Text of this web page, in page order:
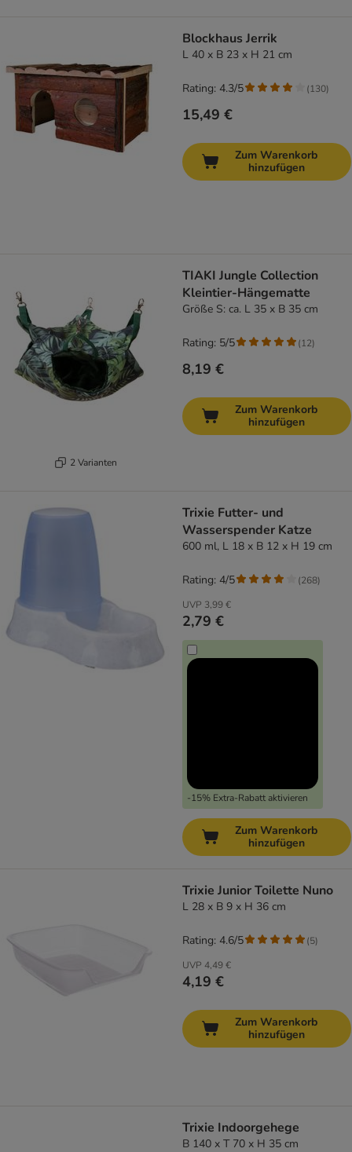
Blockhaus Jerrik
L 40 x B 23 x H 21 cm
15,49 €
Rating: 4.3/5 (130)
Zum Warenkorb
hinzufügen
2 Varianten
TIAKI Jungle Collection
Kleintier-Hängematte
Größe S: ca. L 35 x B 35 cm
8,19 €
Rating: 5/5 (12)
Zum Warenkorb
hinzufügen
Trixie Futter- und
Wasserspender Katze
600 ml, L 18 x B 12 x H 19 cm
UVP 3,99 €
2,79 €
-15% Extra-Rabatt aktivieren
Rating: 4/5 (268)
Zum Warenkorb
hinzufügen
Trixie Junior Toilette Nuno
L 28 x B 9 x H 36 cm
UVP 4,49 €
4,19 €
Rating: 4.6/5 (5)
Zum Warenkorb
hinzufügen
Trixie Indoorgehege
B 140 x T 70 x H 35 cm